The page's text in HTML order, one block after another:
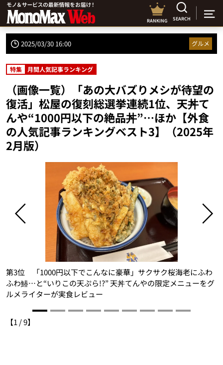
RANKING SEARCH
2025/03/30 16:00 グルメ
特集 月間人気記事ランキング
（画像一覧）「あの大バズりメシが待望の
復活」松屋の復刻総選挙連続1位、天丼て
んや“1000円以下の絶品丼”…ほか【外食
の人気記事ランキングベスト3】（2025年
2月版）
第3位 「1000円以下でこんなに豪華」サクサク桜海老にふわ
ふわ鰆…と“いりこの天ぷら!?” 天丼てんやの限定メニューをグ
ルメライターが実食レビュー
【1 /9】